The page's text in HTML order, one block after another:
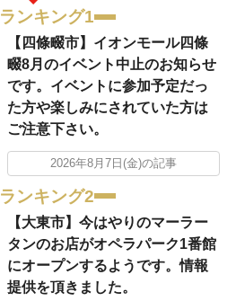
ランキング1
【四條畷市】イオンモール四條
畷8月のイベント中止のお知らせ
です。イベントに参加予定だっ
た方や楽しみにされていた方は
ご注意下さい。
2026年8月7日(金)の記事
ランキング2
【大東市】今はやりのマーラー
タンのお店がオペラパーク1番館
にオープンするようです。情報
提供を頂きました。